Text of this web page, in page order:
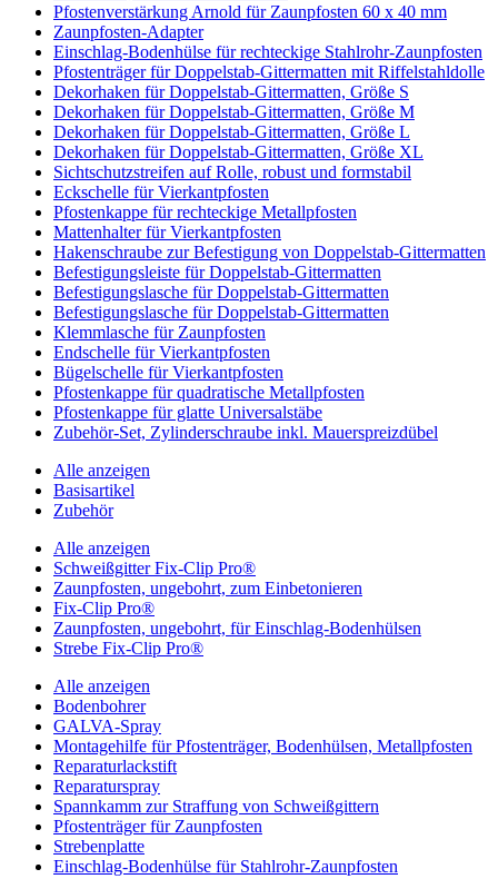
Pfostenverstärkung Arnold für Zaunpfosten 60 x 40 mm
Zaunpfosten-Adapter
Einschlag-Bodenhülse für rechteckige Stahlrohr-Zaunpfosten
Pfostenträger für Doppelstab-Gittermatten mit Riffelstahldolle
Dekorhaken für Doppelstab-Gittermatten, Größe S
Dekorhaken für Doppelstab-Gittermatten, Größe M
Dekorhaken für Doppelstab-Gittermatten, Größe L
Dekorhaken für Doppelstab-Gittermatten, Größe XL
Sichtschutzstreifen auf Rolle, robust und formstabil
Eckschelle für Vierkantpfosten
Pfostenkappe für rechteckige Metallpfosten
Mattenhalter für Vierkantpfosten
Hakenschraube zur Befestigung von Doppelstab-Gittermatten
Befestigungsleiste für Doppelstab-Gittermatten
Befestigungslasche für Doppelstab-Gittermatten
Befestigungslasche für Doppelstab-Gittermatten
Klemmlasche für Zaunpfosten
Endschelle für Vierkantpfosten
Bügelschelle für Vierkantpfosten
Pfostenkappe für quadratische Metallpfosten
Pfostenkappe für glatte Universalstäbe
Zubehör-Set, Zylinderschraube inkl. Mauerspreizdübel
Alle anzeigen
Basisartikel
Zubehör
Alle anzeigen
Schweißgitter Fix-Clip Pro®
Zaunpfosten, ungebohrt, zum Einbetonieren
Fix-Clip Pro®
Zaunpfosten, ungebohrt, für Einschlag-Bodenhülsen
Strebe Fix-Clip Pro®
Alle anzeigen
Bodenbohrer
GALVA-Spray
Montagehilfe für Pfostenträger, Bodenhülsen, Metallpfosten
Reparaturlackstift
Reparaturspray
Spannkamm zur Straffung von Schweißgittern
Pfostenträger für Zaunpfosten
Strebenplatte
Einschlag-Bodenhülse für Stahlrohr-Zaunpfosten